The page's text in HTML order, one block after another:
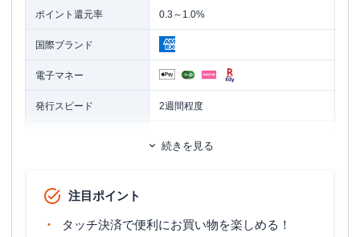
ポイント還元率 0.3～1.0%
国際ブランド
電子マネー
発行スピード 2週間程度
家族カード
続きを見る
注目ポイント
タッチ決済で便利にお買い物を楽しめる！